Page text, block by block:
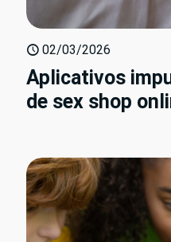
02/03/2026
Aplicativos
de sex shop